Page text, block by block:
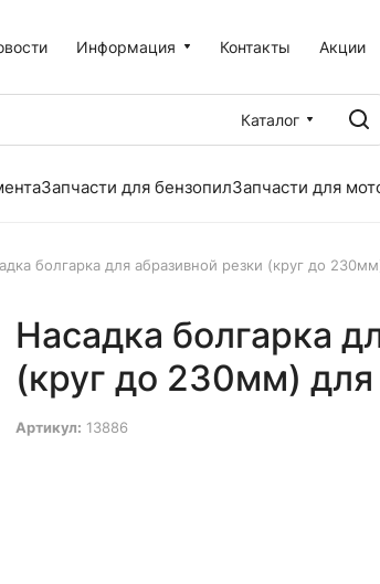
Информация Контакты Акции
Каталог
Запчасти для бензопилЗапчасти для
болгарка для абразивной резки (круг до
Насадка болгарка
(круг до 230мм) для
Артикул: 13886